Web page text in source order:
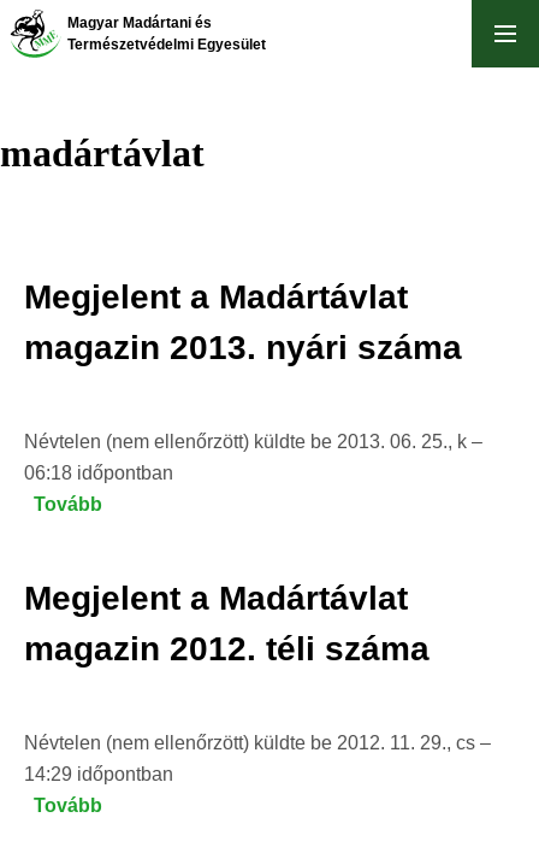
Ugrás
Magyar Madártani és
Természetvédelmi Egyesület
madártávlat
Megjelent a Madártávlat
magazin 2013. nyári száma
Névtelen (nem ellenőrzött) küldte be 2013. 06. 25., k –
06:18 időpontban
Tovább
magazin
nyári
Megjelent a Madártávlat
magazin 2012. téli száma
Névtelen (nem ellenőrzött) küldte be 2012. 11. 29., cs –
14:29 időpontban
Tovább